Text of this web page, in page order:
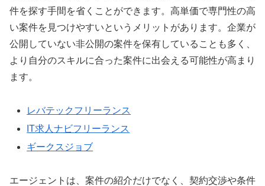
件を探す手間を省くことができます。高単価で専門性の高
い案件を見つけやすいというメリットがあります。企業が
公開していない非公開の案件を保有していることも多く、
より自分のスキルに合った案件に出会える可能性が高まり
ます。
レバテックフリーランス
IT求人ナビフリーランス
ギークスジョブ
エージェントは、案件の紹介だけでなく、契約交渉や条件